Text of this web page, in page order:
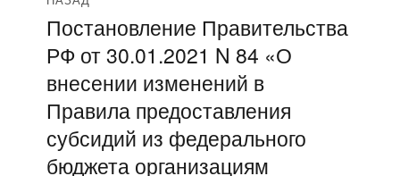
по
записям
Предыдущая
запись:
Постановление Правительства
РФ от 30.01.2021 N 84 «О
внесении изменений в
Правила предоставления
субсидий из федерального
бюджета организациям